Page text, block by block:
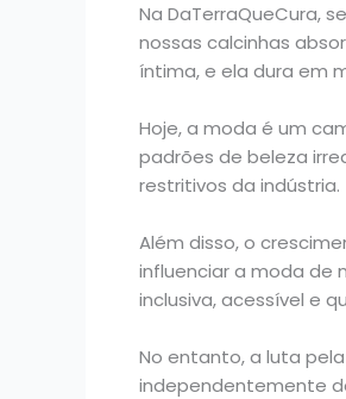
Na DaTerraQueCura,
nossas calcinhas
íntima, e ela dura em
Hoje, a moda é um
padrões de beleza
restritivos da indústria.
Além disso, o
influenciar a moda de
inclusiva, acessível e
No entanto, a luta
independentemente